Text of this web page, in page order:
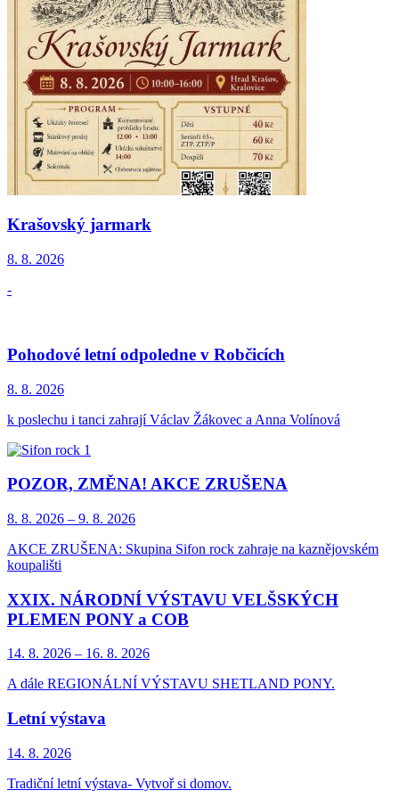
Krašovský jarmark
8. 8. 2026
-
Pohodové letní odpoledne v Robčicích
8. 8. 2026
k poslechu i tanci zahrají Václav Žákovec a Anna Volínová
POZOR, ZMĚNA! AKCE ZRUŠENA
8. 8. 2026 – 9. 8. 2026
AKCE ZRUŠENA: Skupina Sifon rock zahraje na kaznějovském
koupališti
XXIX. NÁRODNÍ VÝSTAVU VELŠSKÝCH
PLEMEN PONY a COB
14. 8. 2026 – 16. 8. 2026
A dále REGIONÁLNÍ VÝSTAVU SHETLAND PONY.
Letní výstava
14. 8. 2026
Tradiční letní výstava- Vytvoř si domov.